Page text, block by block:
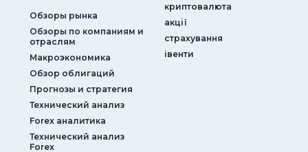
Обзоры рынка
Обзоры по компаниям и
отраслям
Макроэкономика
Обзор облигаций
Прогнозы и стратегия
Технический анализ
Forex аналитика
Технический анализ
Forex
криптовалюта
акції
страхування
iвенти